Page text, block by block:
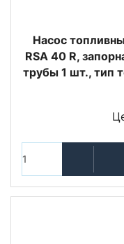
Насос
RSA 40 R,
трубы 1 шт., тип